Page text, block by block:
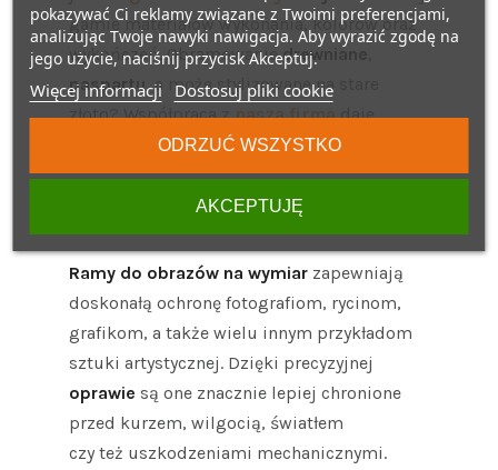
gamie materiałów wykonania, kolorów oraz
wykończeń. Obramowaniedrewniane
paspartu, a może stylizowane na stare
złoto? Współpraca znaszą firmądaje
nieograniczone możliwości!
Niezawodna ochrona
Ramy do obrazów na wymiarzapewniają
doskonałą ochronę fotografiom, rycinom,
grafikom, a także wielu innym przykładom
sztuki artystycznej. Dzięki precyzyjnej
oprawie są one znacznie lepiej chronione
przed kurzem, wilgocią, światłem
czy też uszkodzeniami mechanicznymi.
pokazywać Ci reklamy związane z Twoimi preferencjami,
analizując Twoje nawyki nawigacja. Aby wyrazić zgodę na
jego użycie, naciśnij przycisk Akceptuj.
Więcej informacji Dostosuj pliki cookie
ODRZUĆ WSZYSTKO
AKCEPTUJĘ